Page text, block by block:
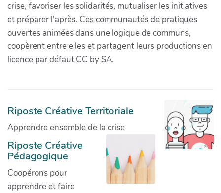
crise, favoriser les solidarités, mutualiser les initiatives
et préparer l'après. Ces communautés de pratiques
ouvertes animées dans une logique de communs,
coopèrent entre elles et partagent leurs productions en
licence par défaut CC by SA.
Riposte Créative Territoriale
Apprendre ensemble de la crise
Riposte Créative
Pédagogique
Coopérons pour
apprendre et faire